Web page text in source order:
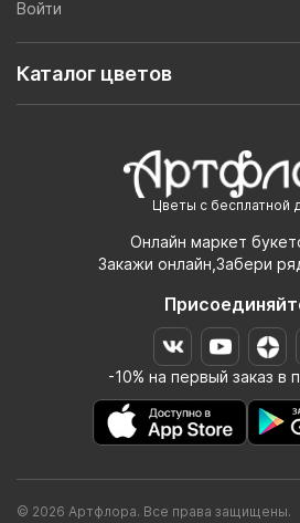
Цветы с бесплатной
Онлайн маркет
Закажи онлайн,Забери
-10% на первый заказ в
Войти
Каталог цветов
© 2026 Артфлора. Все права защищены.